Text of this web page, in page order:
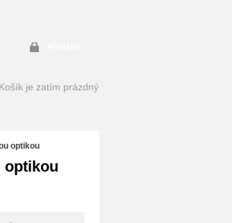
Košík je zatím prázdný
optikou
optikou